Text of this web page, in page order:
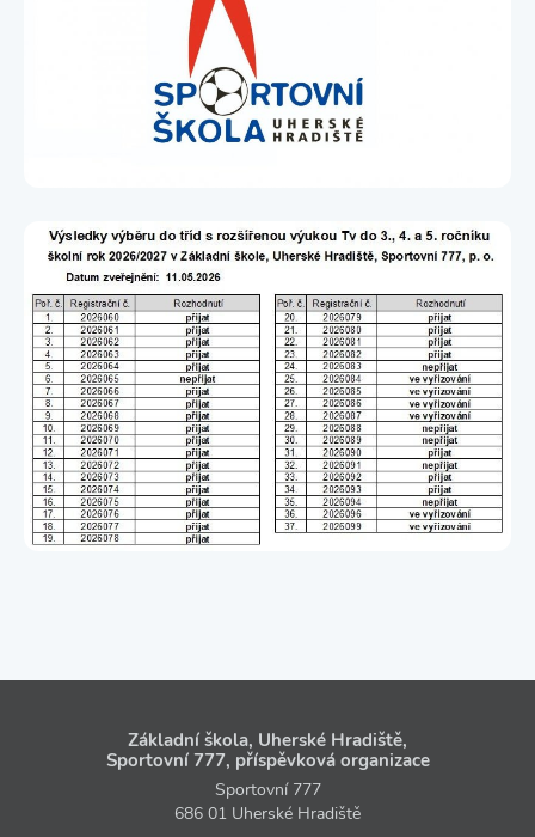
Základní škola, Uherské Hradiště,
Sportovní 777, příspěvková organizace
Sportovní 777
686 01 Uherské Hradiště